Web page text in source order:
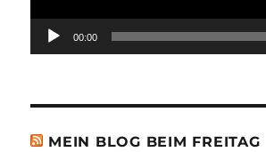
00:00
MEIN BLOG BEIM FREITAG